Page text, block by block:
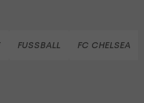
FUSSBALL FC CHELSEA